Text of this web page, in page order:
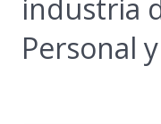
industria
Personal